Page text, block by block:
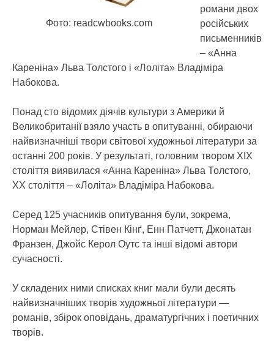
Фото: readcwbooks.com
романи двох
російських
письменників
– «Анна
Кареніна» Льва Толстого і «Лоліта» Владіміра
Набокова.
Понад сто відомих діячів культури з Америки й
Великобританії взяло участь в опитуванні, обираючи
найвизначніші твори світової художньої літератури за
останні 200 років. У результаті, головним твором XIX
століття виявилася «Анна Кареніна» Льва Толстого,
XX століття – «Лоліта» Владіміра Набокова.
Серед 125 учасників опитування були, зокрема,
Норман Мейлер, Стівен Кінґ, Енн Патчетт, Джонатан
Франзен, Джойс Керол Оутс та інші відомі автори
сучасності.
У складених ними списках книг мали були десять
найвизначніших творів художньої літератури —
романів, збірок оповідань, драматургічних і поетичних
творів.